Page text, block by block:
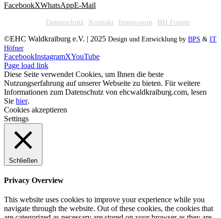
FacebookXWhatsAppE-Mail
Datenschutz Kontakt Impressum BH Forum
©EHC Waldkraiburg e.V. | 2025 Design und Entwicklung by BPS & IT
Höfner
FacebookInstagramXYouTube
Page load link
Diese Seite verwendet Cookies, um Ihnen die beste
Nutzungserfahrung auf unserer Webseite zu bieten. Für weitere
Informationen zum Datenschutz von ehcwaldkraiburg.com, lesen
Sie hier.
Cookies akzeptieren
Settings
Schließen
Privacy Overview
This website uses cookies to improve your experience while you
navigate through the website. Out of these cookies, the cookies that